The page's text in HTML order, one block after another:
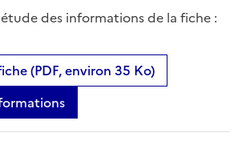
des informations de la fiche :
(PDF, environ 35 Ko)